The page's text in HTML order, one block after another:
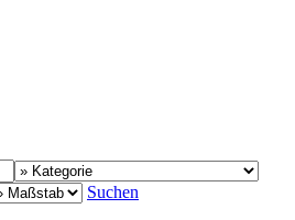
Suchen